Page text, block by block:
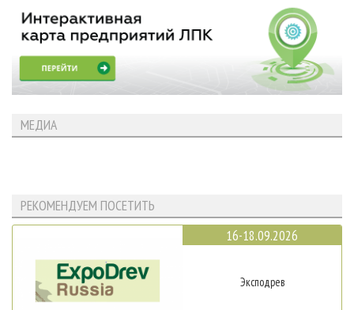
МЕДИА
РЕКОМЕНДУЕМ ПОСЕТИТЬ
16-18.09.2026
Эксподрев